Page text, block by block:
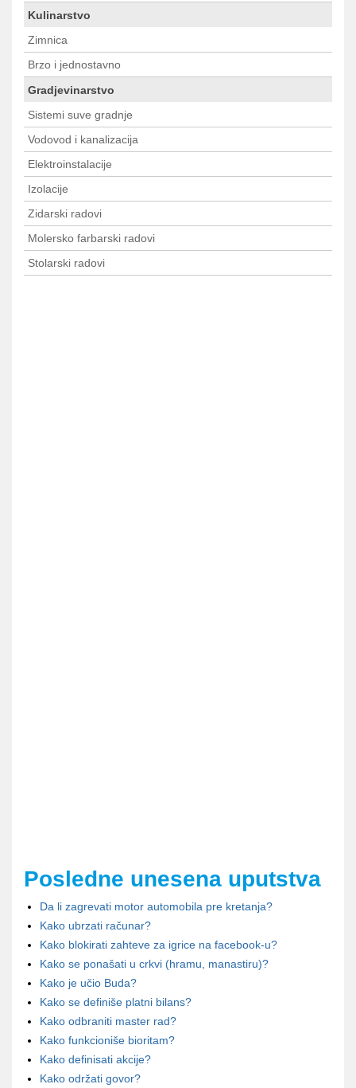
Kulinarstvo
Zimnica
Brzo i jednostavno
Gradjevinarstvo
Sistemi suve gradnje
Vodovod i kanalizacija
Elektroinstalacije
Izolacije
Zidarski radovi
Molersko farbarski radovi
Stolarski radovi
Posledne unesena uputstva
Da li zagrevati motor automobila pre kretanja?
Kako ubrzati računar?
Kako blokirati zahteve za igrice na facebook-u?
Kako se ponašati u crkvi (hramu, manastiru)?
Kako je učio Buda?
Kako se definiše platni bilans?
Kako odbraniti master rad?
Kako funkcioniše bioritam?
Kako definisati akcije?
Kako održati govor?